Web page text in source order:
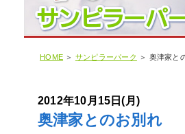
HOME ＞ サンピラーパーク ＞ 奥津家と
2012年10月15日(月)
奥津家とのお別れ